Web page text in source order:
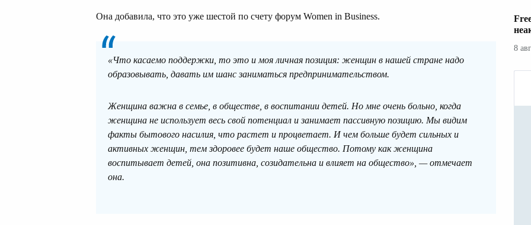
Она добавила, что это уже шестой по счету форум Women in Business.
«Что касаемо поддержки, то это и моя личная позиция: женщин в нашей стране надо
образовывать, давать им шанс заниматься предпринимательством.
Женщина важна в семье, в обществе, в воспитании детей. Но мне очень больно, когда
женщина не использует весь свой потенциал и занимает пассивную позицию. Мы видим
факты бытового насилия, что растет и процветает. И чем больше будет сильных и
активных женщин, тем здоровее будет наше общество. Потому как женщина
воспитывает детей, она позитивна, созидательна и влияет на общество», — отмечает
она.
8